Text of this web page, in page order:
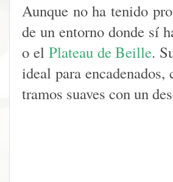
Aunque no ha tenido
de un entorno donde sí
o el Plateau de Beille.
ideal para
tramos suaves con un